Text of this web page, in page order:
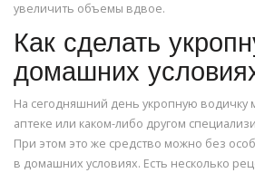
увеличить объемы вдвое.
Как сделать
домашних
На сегодняшний день укропную водичку
аптеке или каком-либо другом
При этом это же средство можно без
в домашних условиях. Есть несколько